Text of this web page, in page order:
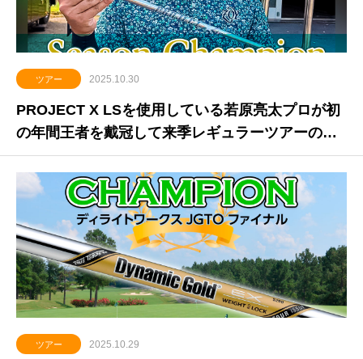
ツアー 2025.10.30
PROJECT X LSを使用している若原亮太プロが初
の年間王者を戴冠して来季レギュラーツアーのフ
ルシード権を獲得
ツアー 2025.10.29